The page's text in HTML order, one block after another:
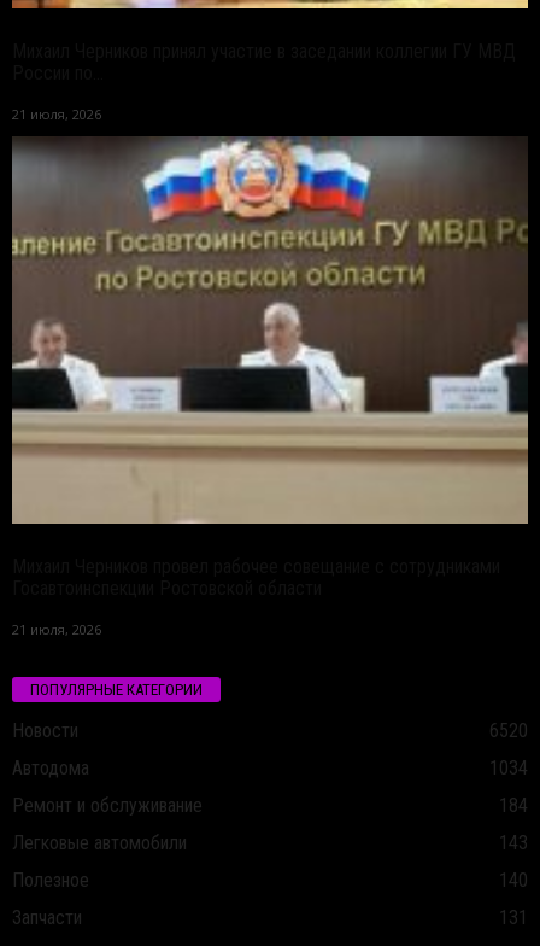
21 июля, 2026
21 июля, 2026
ПОПУЛЯРНЫЕ КАТЕГОРИИ
Новости
6520
Автодома
1034
Ремонт и обслуживание
184
Легковые автомобили
143
Полезное
140
Запчасти
131